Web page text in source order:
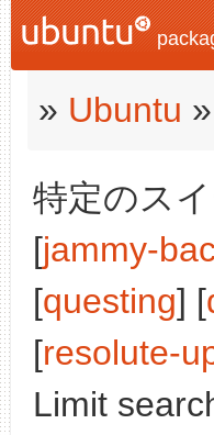
» Ubuntu »
特定のス
[jammy-
[questing] [
[resolute-
Limit